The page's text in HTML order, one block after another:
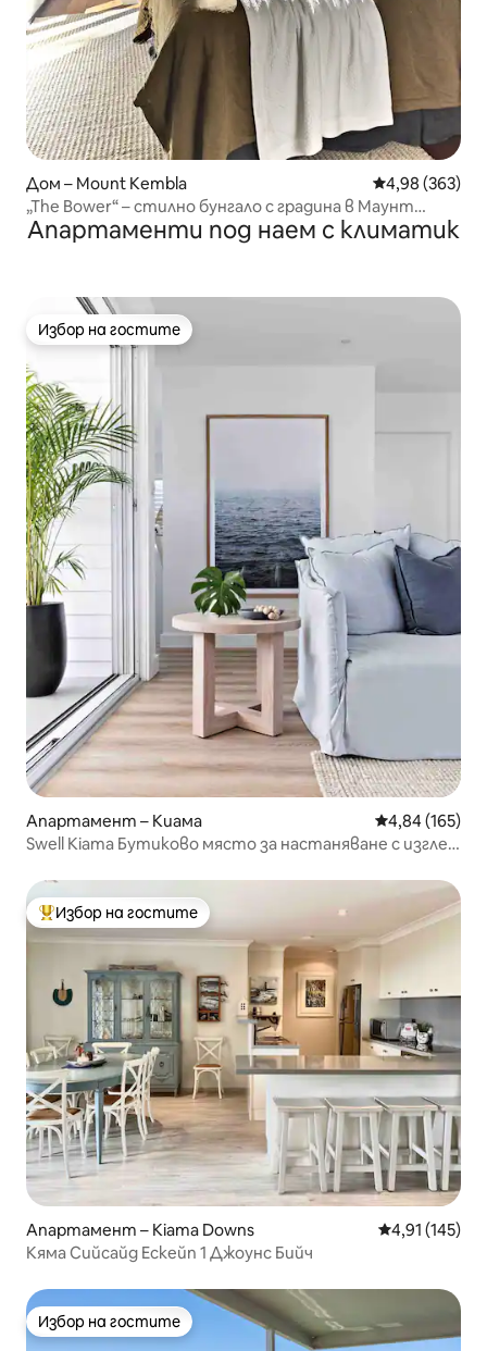
Дом – Mount Kembla Средна
4,98 (363)
„The Bower“ – стилно бунгало с градина в Маунт
Кембла
Апартаменти под наем с климатик
Избор на гостите
Избор на гостите
Апартамент – Киама Средна
4,84 (165)
Swell Kiama Бутиково място за настаняване с изглед
Най-популярен избор на гостите
Избор на гостите
Апартамент – Kiama Downs Средна
4,91 (145)
Кяма Сийсайд Ескейп 1 Джоунс Бийч
Избор на гостите
Избор на гостите